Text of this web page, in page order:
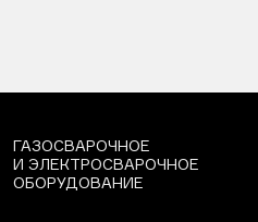
ГАЗОСВАРОЧНОЕ
И ЭЛЕКТРОСВАРОЧНОЕ
ОБОРУДОВАНИЕ